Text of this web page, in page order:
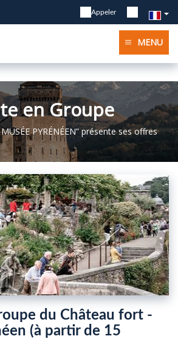
Appeler
MENU
en Groupe
PYRÉNÉEN” présente ses offres
du Château fort -
(à partir de 15